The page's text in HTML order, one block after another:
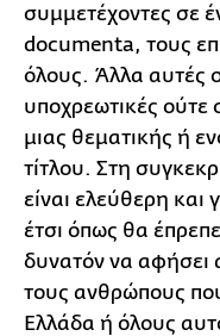
συμμετέχοντες σε
documenta, τους
όλους. Άλλα αυτές
υποχρεωτικές ούτε
μιας θεματικής ή
τίτλου. Στη
είναι ελεύθερη και
έτσι όπως θα
δυνατόν να αφήσει
τους ανθρώπους
Ελλάδα ή όλους